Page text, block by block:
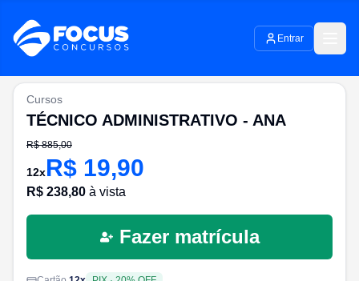
Entrar
Cursos
TÉCNICO ADMINISTRATIVO - ANA
R$885,00
12xR$ 19,90
R$ 238,80 à vista
Fazer matrícula